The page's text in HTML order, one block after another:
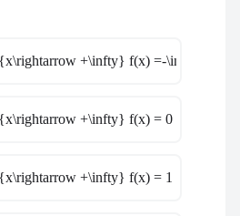
+\infty} f(x) =-\infty
+\infty} f(x) = 0
+\infty} f(x) = 1